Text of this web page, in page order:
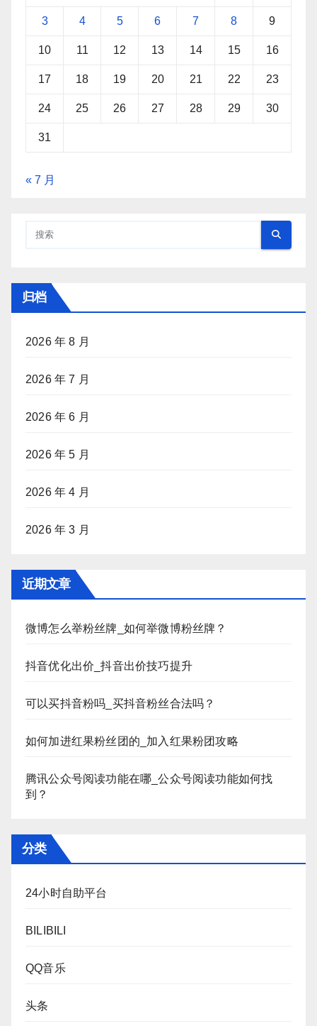
3 4 5 6 7 8 9
10 11 12 13 14 15 16
17 18 19 20 21 22 23
24 25 26 27 28 29 30
31
« 7 月
归档
2026 年 8 月
2026 年 7 月
2026 年 6 月
2026 年 5 月
2026 年 4 月
2026 年 3 月
近期文章
微博怎么举粉丝牌_如何举微博粉丝牌？
抖音优化出价_抖音出价技巧提升
可以买抖音粉吗_买抖音粉丝合法吗？
如何加进红果粉丝团的_加入红果粉团攻略
腾讯公众号阅读功能在哪_公众号阅读功能如何找
到？
分类
24小时自助平台
BILIBILI
QQ音乐
头条